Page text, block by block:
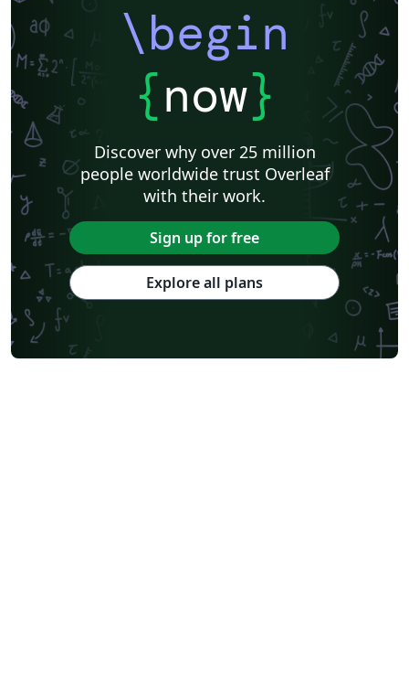
\begin
{now}
Discover why over 25 million
people worldwide trust Overleaf
with their work.
Sign up for free
Explore all plans